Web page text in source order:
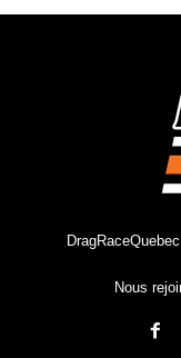
Nous